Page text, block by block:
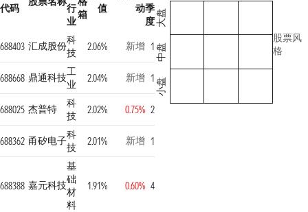
代码
行
业
箱
值
动季
度
688403 汇成股份科
技
2.06% 新增 1
688668 鼎通科技工
业
2.04% 新增 1
688025 杰普特
科
技
2.02% 0.75% 2
688362 甬矽电子科
技
2.01% 新增 1
688388 嘉元科技
基
础
材
料
1.91% 0.60% 4
大盘
中盘
小盘
股票风
格